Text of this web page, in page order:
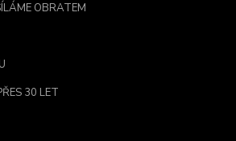
OBRATEM
30 LET